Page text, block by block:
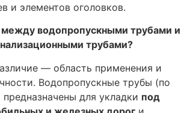
и элементов оголовков.
водопропускными трубами и
трубами?
— область применения и
Водопропускные трубы (по
предназначены для укладки под